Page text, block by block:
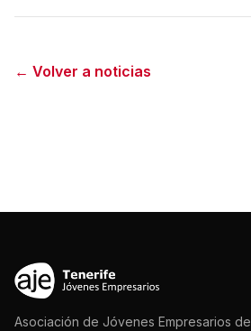
← Volver a noticias
Asociación de Jóvenes Empresarios de